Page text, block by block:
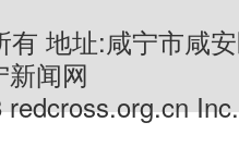
有 地址:咸宁市咸
新闻网